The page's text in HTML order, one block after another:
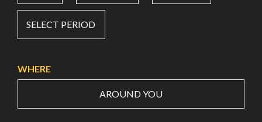
SELECT PERIOD
WHERE
AROUND YOU